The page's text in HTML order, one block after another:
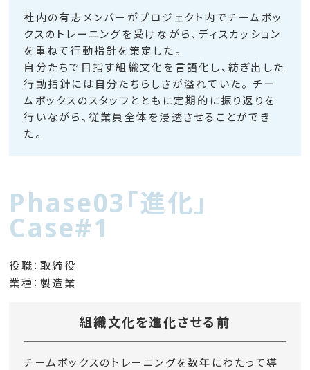
社内の有志メンバーがプロジェクト内でチームボッ
クスのトレーニングを受けながら、ディスカッション
を重ねて行動指針を策定した。
自分たちで目指す組織文化を言語化し、紡ぎ出した
行動指針には自分たちらしさが溢れていた。 チー
ムボックスのスタッフとともに定期的に振り返りを
行いながら、従業員全体を浸透させることができ
た。
Phase03「進化」
Case#1
役職：取締役
業種：製造業
組織文化を進化させる前
チームボックスのトレーニングを数年にわたって導